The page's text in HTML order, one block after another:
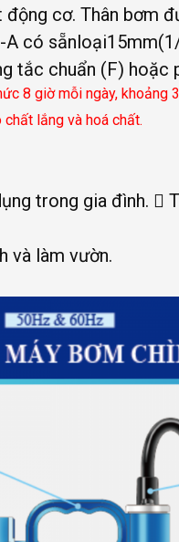
cơ. Thân bơm
có
tắc chuẩn (F)
8 giờ mỗi ngày, khoảng
lắng và hoá chất.
trong gia đình. 
và làm vườn.